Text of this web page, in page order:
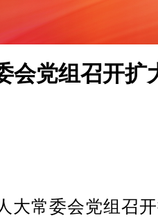
会党组召开扩
常委会党组召开